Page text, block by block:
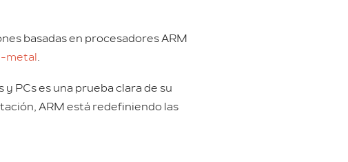
basadas en procesadores ARM
metal.
PCs es una prueba clara de su
ARM está redefiniendo las